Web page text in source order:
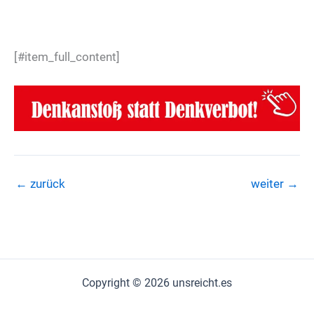
[#item_full_content]
← zurück weiter →
Copyright © 2026 unsreicht.es